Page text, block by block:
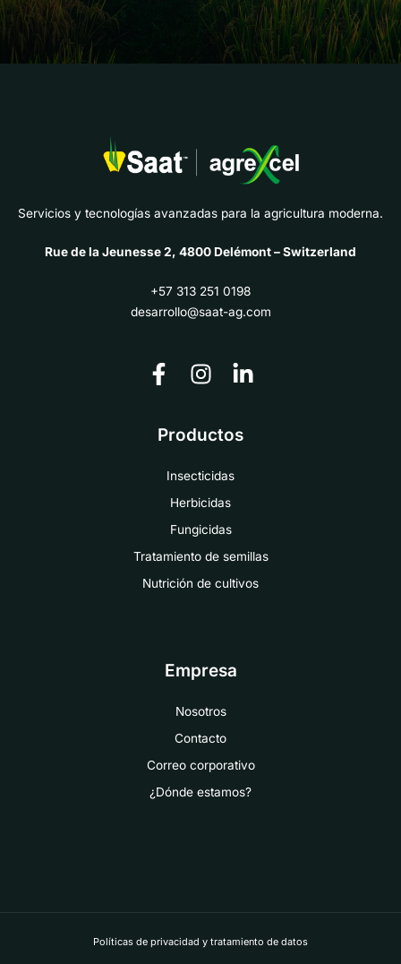
Servicios y tecnologías avanzadas para la agricultura moderna.
Rue de la Jeunesse 2, 4800 Delémont – Switzerland
+57 313 251 0198
desarrollo@saat-ag.com
Productos
Insecticidas
Herbicidas
Fungicidas
Tratamiento de semillas
Nutrición de cultivos
Empresa
Nosotros
Contacto
Correo corporativo
¿Dónde estamos?
Políticas de privacidad y tratamiento de datos